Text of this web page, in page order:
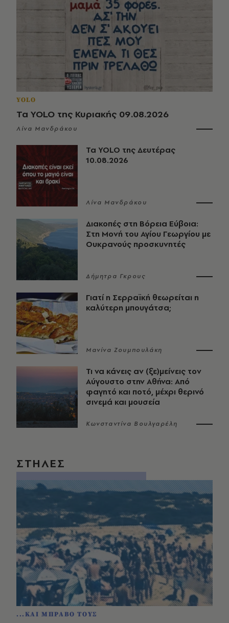
YOLO
Τα YOLO της Κυριακής 09.08.2026
Λίνα Μανδράκου
Τα YOLO της Δευτέρας
10.08.2026
Λίνα Μανδράκου
Διακοπές στη Βόρεια Εύβοια:
Στη Μονή του Αγίου Γεωργίου με
Ουκρανούς προσκυνητές
Δήμητρα Γκρους
Γιατί η Σερραϊκή θεωρείται η
καλύτερη μπουγάτσα;
Μανίνα Ζουμπουλάκη
Τι να κάνεις αν (ξε)μείνεις τον
Αύγουστο στην Αθήνα: Από
φαγητό και ποτό, μέχρι θερινό
σινεμά και μουσεία
Κωνσταντίνα Βουλγαρέλη
ΣΤΗΛΕΣ
...ΚΑΙ ΜΠΡΑΒΟ ΤΟΥΣ